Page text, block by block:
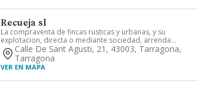
Recueja sl
La compraventa de fincas rusticas y urbanas, y su
explotacion, directa o mediante sociedad, arrenda...
Calle De Sant Agusti, 21, 43003, Tarragona,
Tarragona
VER EN MAPA